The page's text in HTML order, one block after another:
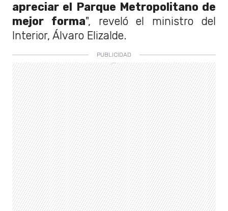
apreciar el Parque Metropolitano de
mejor forma", reveló el ministro del
Interior, Álvaro Elizalde.